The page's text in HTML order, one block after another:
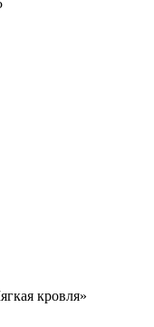
кровля»